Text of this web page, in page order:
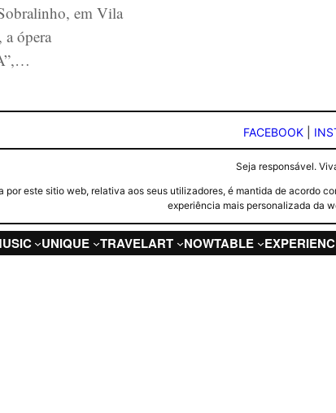
em Vila
a ópera
FACEBOOK
Seja responsável.
por este sitio web, relativa aos seus utilizadores, é mantida de acordo
experiência mais personalizada da
UNIQUE TRAVELART NOWTABLE